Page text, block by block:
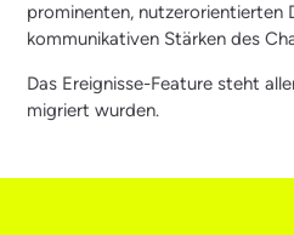
prominenten, nutzerorientierten
kommunikativen Stärken des
Das Ereignisse-Feature steht
migriert wurden.